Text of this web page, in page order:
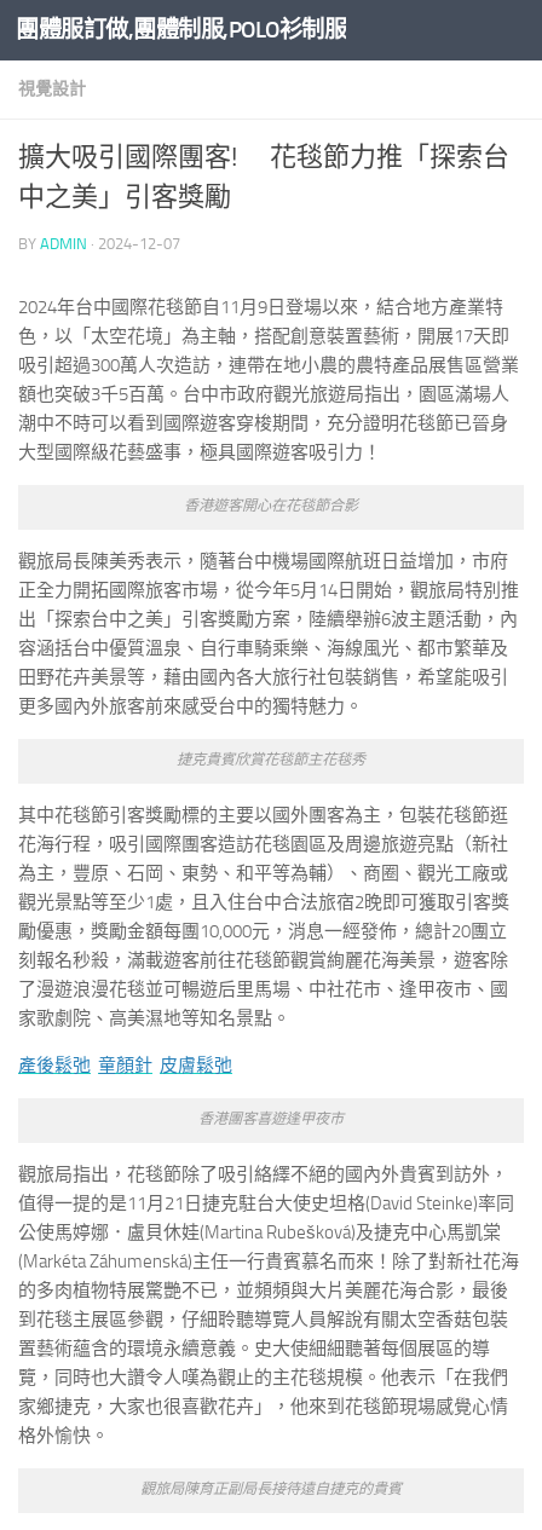
Skip to content
團體服訂做,團體制服,POLO衫制服
視覺設計
擴大吸引國際團客! 花毯節力推「探索台
中之美」引客獎勵
BY ADMIN · 2024-12-07
2024年台中國際花毯節自11月9日登場以來，結合地方產業特
色，以「太空花境」為主軸，搭配創意裝置藝術，開展17天即
吸引超過300萬人次造訪，連帶在地小農的農特產品展售區營業
額也突破3千5百萬。台中市政府觀光旅遊局指出，園區滿場人
潮中不時可以看到國際遊客穿梭期間，充分證明花毯節已晉身
大型國際級花藝盛事，極具國際遊客吸引力！
香港遊客開心在花毯節合影
觀旅局長陳美秀表示，隨著台中機場國際航班日益增加，市府
正全力開拓國際旅客市場，從今年5月14日開始，觀旅局特別推
出「探索台中之美」引客獎勵方案，陸續舉辦6波主題活動，內
容涵括台中優質溫泉、自行車騎乘樂、海線風光、都市繁華及
田野花卉美景等，藉由國內各大旅行社包裝銷售，希望能吸引
更多國內外旅客前來感受台中的獨特魅力。
捷克貴賓欣賞花毯節主花毯秀
其中花毯節引客獎勵標的主要以國外團客為主，包裝花毯節逛
花海行程，吸引國際團客造訪花毯園區及周邊旅遊亮點（新社
為主，豐原、石岡、東勢、和平等為輔）、商圈、觀光工廠或
觀光景點等至少1處，且入住台中合法旅宿2晚即可獲取引客獎
勵優惠，獎勵金額每團10,000元，消息一經發佈，總計20團立
刻報名秒殺，滿載遊客前往花毯節觀賞絢麗花海美景，遊客除
了漫遊浪漫花毯並可暢遊后里馬場、中社花市、逢甲夜市、國
家歌劇院、高美濕地等知名景點。
產後鬆弛 童顏針 皮膚鬆弛
香港團客喜遊逢甲夜市
觀旅局指出，花毯節除了吸引絡繹不絕的國內外貴賓到訪外，
值得一提的是11月21日捷克駐台大使史坦格(David Steinke)率同
公使馬婷娜．盧貝休娃(Martina Rubešková)及捷克中心馬凱棠
(Markéta Záhumenská)主任一行貴賓慕名而來！除了對新社花海
的多肉植物特展驚艷不已，並頻頻與大片美麗花海合影，最後
到花毯主展區參觀，仔細聆聽導覽人員解說有關太空香菇包裝
置藝術蘊含的環境永續意義。史大使細細聽著每個展區的導
覽，同時也大讚令人嘆為觀止的主花毯規模。他表示「在我們
家鄉捷克，大家也很喜歡花卉」，他來到花毯節現場感覺心情
格外愉快。
觀旅局陳育正副局長接待遠自捷克的貴賓